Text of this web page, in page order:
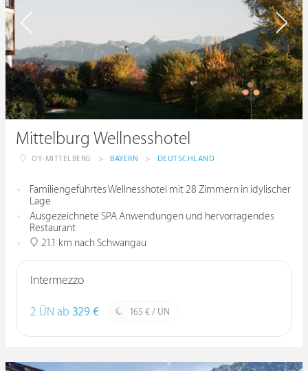
Mittelburg Wellnesshotel
OY-MITTELBERG > BAYERN > DEUTSCHLAND
Familiengeführtes Wellnesshotel mit 28 Zimmern in idylischer
Lage
Ausgezeichnete SPA Anwendungen und hervorragendes
Restaurant
21.1 km nach Schwangau
Intermezzo
2 ÜN ab 329 € 165 € / ÜN